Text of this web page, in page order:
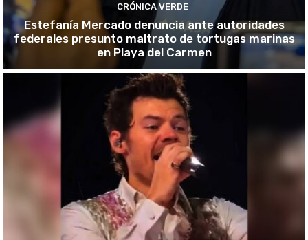
CRÓNICA VERDE
Estefanía Mercado denuncia ante autoridades
federales presunto maltrato de tortugas marinas
en Playa del Carmen